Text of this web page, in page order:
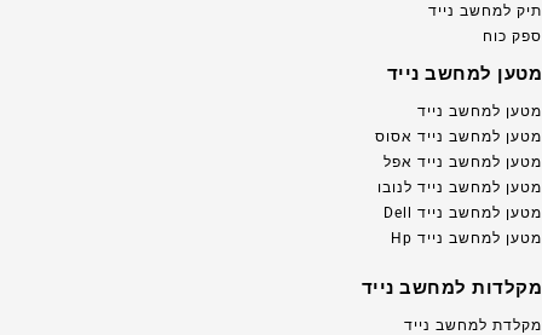
תיק למחשב נייד
ספק כוח
מטען למחשב נייד
מטען למחשב נייד
מטען למחשב נייד אסוס
מטען למחשב נייד אפל
מטען למחשב נייד לנובו
מטען למחשב נייד Dell
מטען למחשב נייד Hp
מקלדות למחשב נייד
מקלדת למחשב נייד